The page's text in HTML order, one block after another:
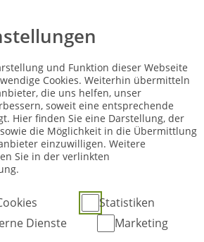
und Funktion dieser Webseite
Cookies. Weiterhin übermitteln
die uns helfen, unser
soweit eine entsprechende
Hier finden Sie eine Darstellung, der
die Möglichkeit in die Übermittlung
einzuwilligen. Weitere
Sie in der verlinkten
Statistiken
Dienste
Marketing